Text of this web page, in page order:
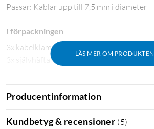
LÄS MER OM PRODUKTEN
Passar: Kablar upp till 7,5 mm i diameter
I förpackningen
3x kabelklämmor
3x självhäftande fästkuddar
Producentinformation
Kundbetyg & recensioner (5)